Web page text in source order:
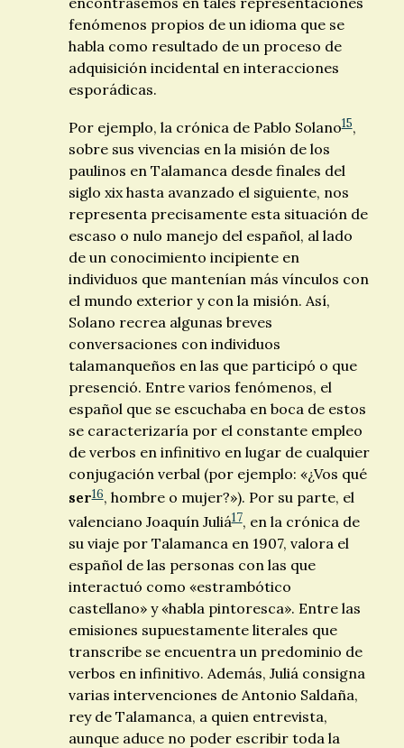
fenómenos propios de un idioma que se
habla como resultado de un proceso de
adquisición incidental en interacciones
esporádicas.
Por ejemplo, la crónica de Pablo Solano15,
sobre sus vivencias en la misión de los
paulinos en Talamanca desde finales del
siglo xixhasta avanzado el siguiente, nos
representa precisamente esta situación de
escaso o nulo manejo del español, al lado
de un conocimiento incipiente en
individuos que mantenían más vínculos con
el mundo exterior y con la misión. Así,
Solano recrea algunas breves
conversaciones con individuos
talamanqueños en las que participó o que
presenció. Entre varios fenómenos, el
español que se escuchaba en boca de estos
se caracterizaría por el constante empleo
de verbos en infinitivo en lugar de cualquier
conjugación verbal (por ejemplo: «¿Vos qué
ser16, hombre o mujer?»). Por su parte, el
valenciano Joaquín Juliá17, en la crónica de
su viaje por Talamanca en 1907, valora el
español de las personas con las que
interactuó como «estrambótico
castellano» y «habla pintoresca». Entre las
emisiones supuestamente literales que
transcribe se encuentra un predominio de
verbos en infinitivo. Además, Juliá consigna
varias intervenciones de Antonio Saldaña,
rey de Talamanca, a quien entrevista,
aunque aduce no poder escribir toda la